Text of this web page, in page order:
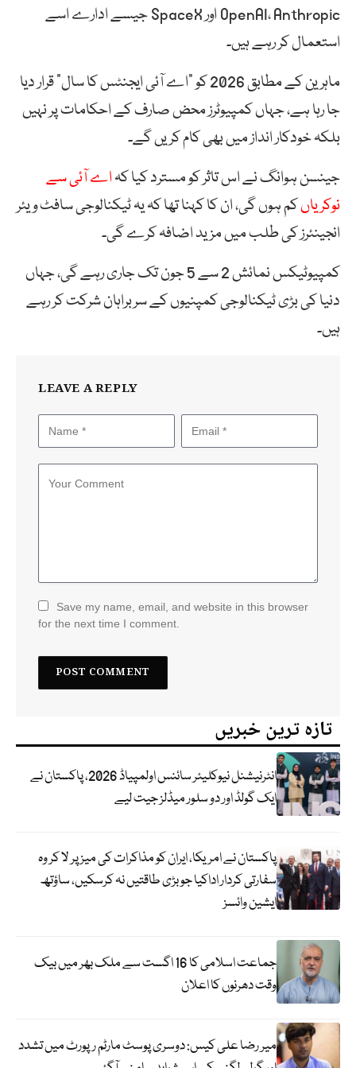
OpenAI، Anthropic اور SpaceX جیسے ادارے اسے
استعمال کر رہے ہیں۔
ماہرین کے مطابق 2026 کو “اے آئی ایجنٹس کا سال” قرار دیا
جا رہا ہے، جہاں کمپیوٹرز محض صارف کے احکامات پر نہیں
بلکہ خودکار انداز میں بھی کام کریں گے۔
جینسن ہوانگ نے اس تاثر کو مسترد کیا کہاے آئی سے
نوکریاںکم ہوں گی، ان کا کہنا تھا کہ یہ ٹیکنالوجی سافٹ ویئر
انجینئرز کی طلب میں مزید اضافہ کرے گی۔
کمپیوٹیکس نمائش 2 سے 5 جون تک جاری رہے گی، جہاں
دنیا کی بڑی ٹیکنالوجی کمپنیوں کے سربراہان شرکت کر رہے
ہیں۔
LEAVE A REPLY
Save my name, email, and website in this browser
for the next time I comment.
تازہ ترین خبریں
انٹرنیشنل نیوکلیئر سائنس اولمپیاڈ 2026، پاکستان نے
ایک گولڈ اور دو سلور میڈلز جیت لیے
پاکستان نے امریکا، ایران کو مذاکرات کی میز پر لا کر وہ
سفارتی کردار اداکیا جو بڑی طاقتیں نہ کرسکیں، ساؤتھ
ایشین وائسز
جماعت اسلامی کا 16 اگست سے ملک بھر میں بیک
وقت دھرنوں کا اعلان
میر رضا علی کیس: دوسری پوسٹ مارٹم رپورٹ میں تشدد